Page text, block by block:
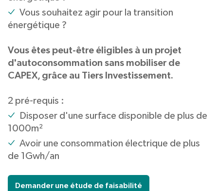
Vous souhaitez agir pour la transition
énergétique ?
Vous êtes peut-être éligibles à un projet
d'autoconsommation sans mobiliser de
CAPEX, grâce au Tiers Investissement.
2 pré-requis :
Disposer d'une surface disponible de plus de
1000m²
Avoir une consommation électrique de plus
de 1Gwh/an
Demander une étude de faisabilité